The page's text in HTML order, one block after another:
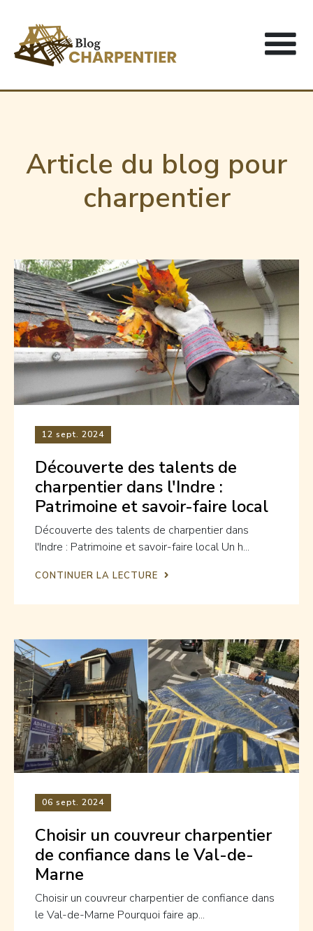
Article du blog pour
charpentier
12 sept. 2024
Découverte des talents de
charpentier dans l'Indre :
Patrimoine et savoir-faire local
Découverte des talents de charpentier dans
l'Indre : Patrimoine et savoir-faire local Un h...
CONTINUER LA LECTURE
06 sept. 2024
Choisir un couvreur charpentier
de confiance dans le Val-de-
Marne
Choisir un couvreur charpentier de confiance dans
le Val-de-Marne Pourquoi faire ap...